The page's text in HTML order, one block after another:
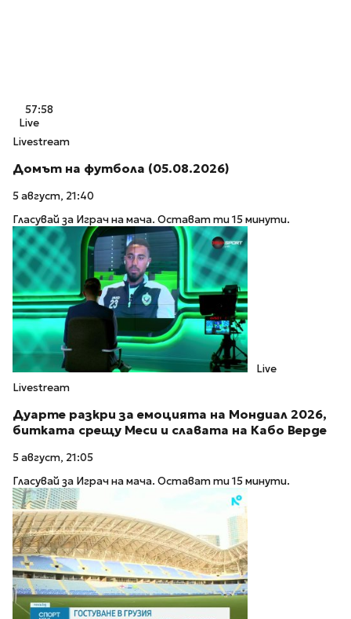
57:58
Live
Livestream
Домът на футбола (05.08.2026)
5 август, 21:40
Гласувай за Играч на мача. Остават ти 15 минути.
Live
Livestream
Дуарте разкри за емоцията на Мондиал 2026,
битката срещу Меси и славата на Кабо Верде
5 август, 21:05
Гласувай за Играч на мача. Остават ти 15 минути.